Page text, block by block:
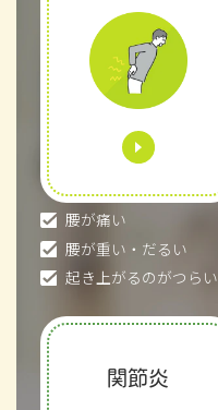
腰が痛い
腰が重い・だるい
起き上がるのがつらい
関節炎